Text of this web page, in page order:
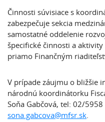
Činnosti súvisiace s
zabezpečuje sekcia
samostatné oddelenie
špecifické činnosti a
priamo Finančným
V prípade záujmu o bližšie
národnú koordinátorku
Soňa Gabčová, tel: 02/
sona.gabcova@mfsr.sk.